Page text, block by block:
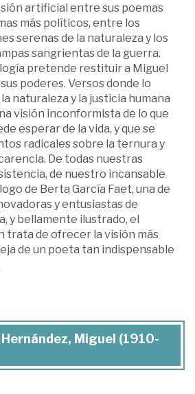
artificial entre sus poemas
más políticos, entre los
serenas de la naturaleza y los
sangrientas de la guerra.
pretende restituir a Miguel
poderes. Versos donde lo
naturaleza y la justicia humana
visión inconformista de lo que
esperar de la vida, y que se
radicales sobre la ternura y
De todas nuestras
de nuestro incansable
de Berta García Faet, una de
y entusiastas de
y bellamente ilustrado, el
trata de ofrecer la visión más
de un poeta tan indispensable
Miguel (1910-